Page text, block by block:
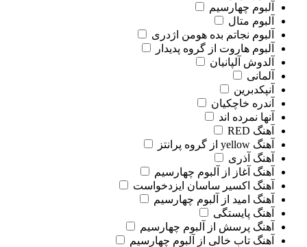
آلبوم چهارسیم
آلبوم متال
آلبوم نجاتم بده هومن اژدری
آلبوم هاروت از گروه پدیدار
آلدوش آلپانیان
آلمانی
آنپکدبرین
آندره خاچکیان
آنها نمرده اند
آهنگ RED
آهنگ yellow از گروه پرانتز
آهنگ آذری
آهنگ آغاز از آلبوم چهارسیم
آهنگ اکسیر ساسان ایزدخواست
آهنگ امید از آلبوم چهارسیم
آهنگ پایستگی
آهنگ پرسش از آلبوم چهارسیم
آهنگ تاب خالی از آلبوم چهارسیم